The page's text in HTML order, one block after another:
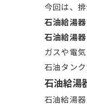
今回は、
石油給湯
石油給湯器
ガスや電
石油タン
石油給湯
石油給湯